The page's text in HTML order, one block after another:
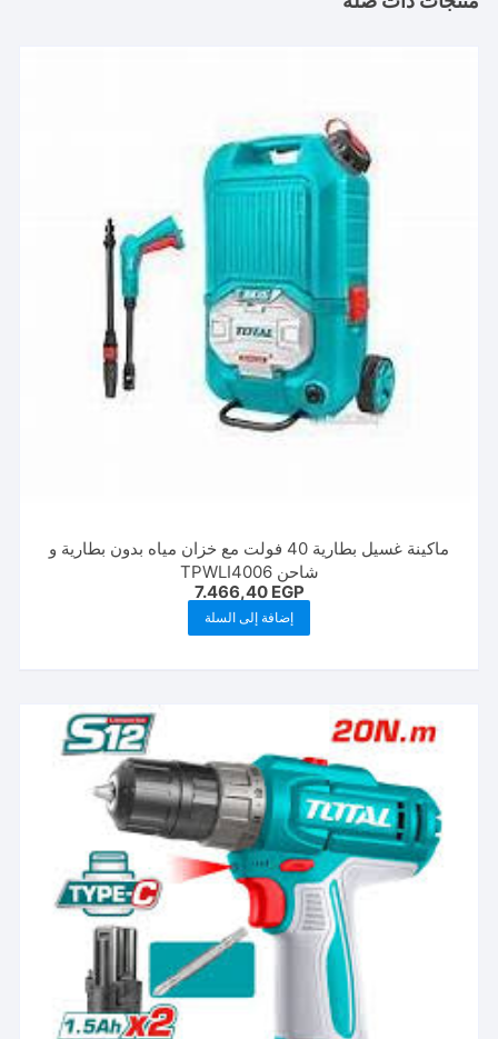
ماكينة غسيل بطارية 40 فولت مع خزان مياه بدون بطارية و
شاحن TPWLI4006
7.466,40 EGP
إضافة إلى السلة